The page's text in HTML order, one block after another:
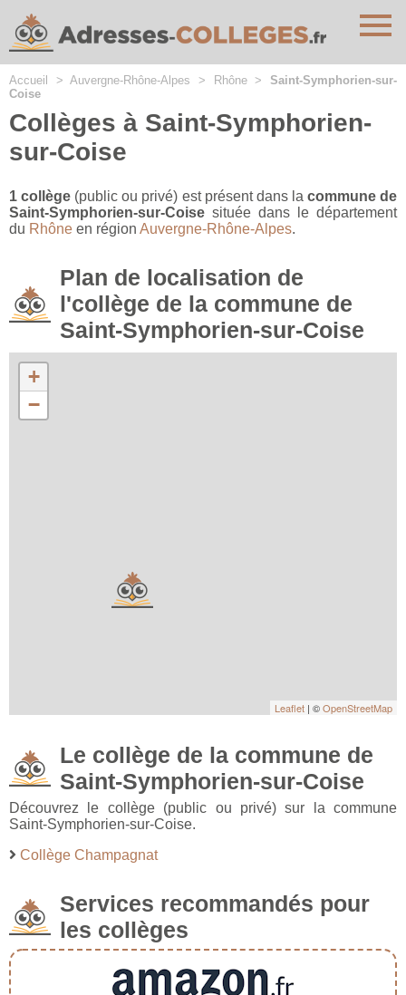
Accueil >Auvergne-Rhône-Alpes > Rhône>Saint-Symphorien-sur-
Coise
Collèges à Saint-Symphorien-
sur-Coise
1 collège (public ou privé) est présent dans la commune de
Saint-Symphorien-sur-Coise située dans le département
du Rhône en région Auvergne-Rhône-Alpes.
Plan de localisation de
l'collège de la commune de
Saint-Symphorien-sur-Coise
+
−
Leaflet | ©OpenStreetMap
Le collège de la commune de
Saint-Symphorien-sur-Coise
Découvrez le collège (public ou privé) sur la commune
Saint-Symphorien-sur-Coise.
Collège Champagnat
Services recommandés pour
les collèges